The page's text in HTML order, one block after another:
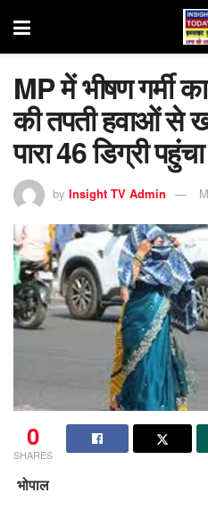
MP में भीषण गर्मी
की तपती हवाओं से
पारा 46 डिग्री पहुंचा
by Insight TV Admin
0
SHARES
भोपाल